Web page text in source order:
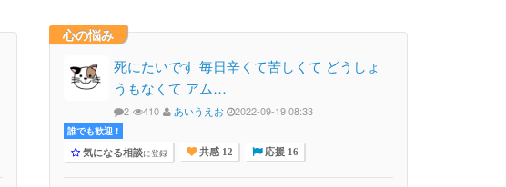
心の悩み
死にたいです 毎日辛くて苦しくて どうしょ
うもなくて アム…
2 410 あいうえお 2022-09-19 08:33
誰でも歓迎 !
気になる相談に登録 共感 12 応援 16